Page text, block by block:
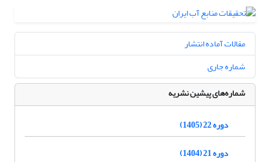
مقالات آماده انتشار
شماره جاری
شماره‌های پیشین نشریه
دوره 22 (1405)
دوره 21 (1404)